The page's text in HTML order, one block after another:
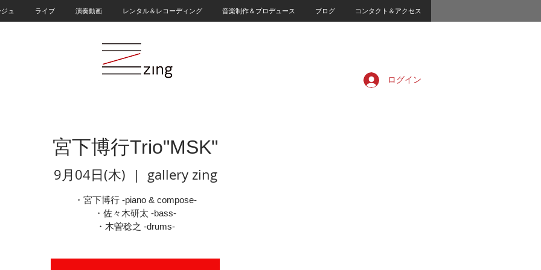
ュ ライブ 演奏動画 レンタル＆レコーディング 音楽制作＆プロデュース ブログ コンタクト＆アクセス
ログイン
宮下博行Trio"MSK"
9月04日(木)
  |
gallery zing
・宮下博行 -piano & compose-
・佐々木研太 -bass-
・木曽稔之 -drums-